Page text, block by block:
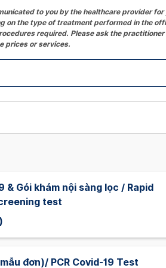
to you by the healthcare provider for
on the type of treatment performed in the
required. Please ask the practitioner
prices or services.
& Gói khám nội sàng lọc / Rapid
test
đơn)/ PCR Covid-19 Test